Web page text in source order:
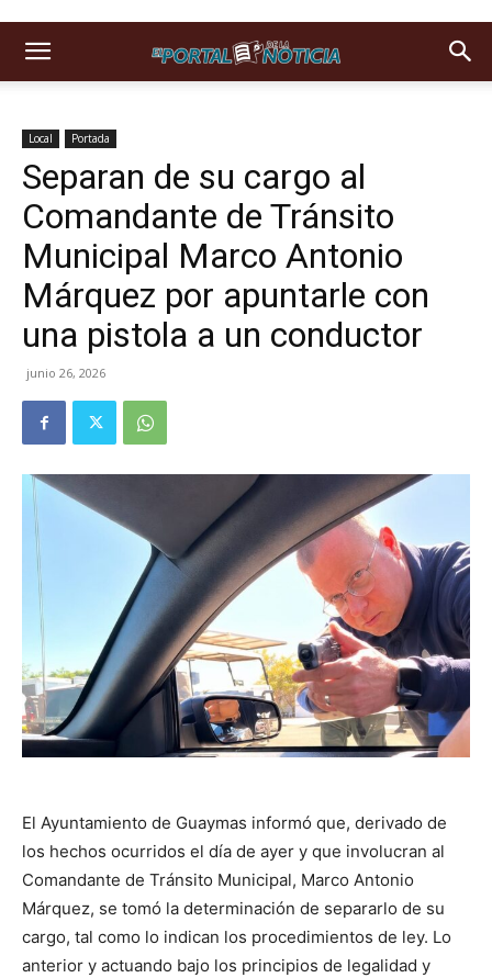
Local Portada
Separan de su cargo al
Comandante de Tránsito
Municipal Marco Antonio
Márquez por apuntarle con
una pistola a un conductor
junio 26, 2026
El Ayuntamiento de Guaymas informó que, derivado de
los hechos ocurridos el día de ayer y que involucran al
Comandante de Tránsito Municipal, Marco Antonio
Márquez, se tomó la determinación de separarlo de su
cargo, tal como lo indican los procedimientos de ley. Lo
anterior y actuando bajo los principios de legalidad y